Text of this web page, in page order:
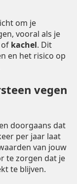
om je
vooral als je
of kachel. Dit
en het risico op
vegen
doorgaans dat
per jaar laat
van jouw
te zorgen dat je
te blijven.